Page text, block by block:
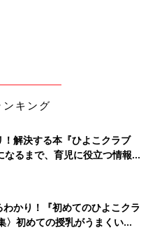
が入らない、筋力が弱くな
す。そのため、おしゃべり
ーションは取れていても、
多い、などの症状は構音障
キング
解決する本『ひよこクラブ
るまで、育児に役立つ情報が
かり！『初めてのひよこクラ
〉初めての授乳がうまくい
基本と夏のトラブル 解決テ